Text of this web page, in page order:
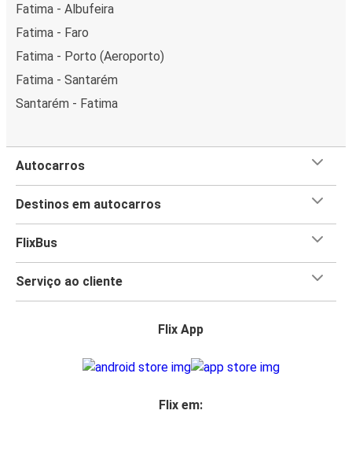
Fatima - Albufeira
Fatima - Faro
Fatima - Porto (Aeroporto)
Fatima - Santarém
Santarém - Fatima
Autocarros
Destinos em autocarros
FlixBus
Serviço ao cliente
Flix App
Flix em: